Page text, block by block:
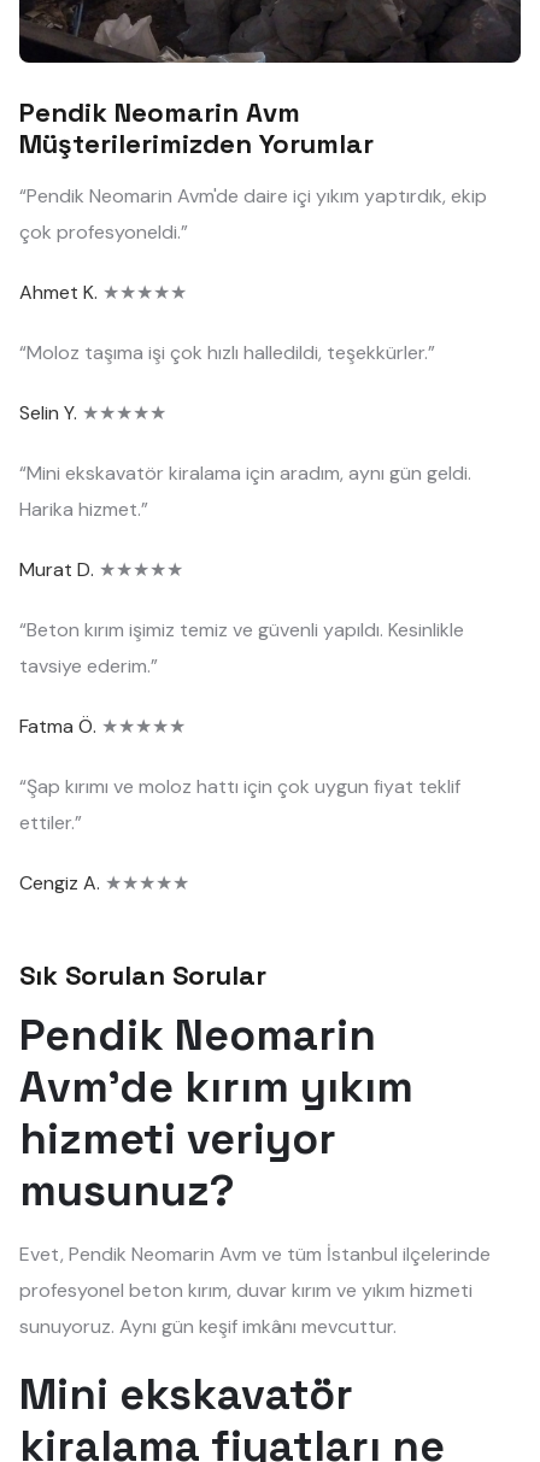
Pendik Neomarin Avm
Müşterilerimizden Yorumlar
“Pendik Neomarin Avm'de daire içi yıkım yaptırdık, ekip
çok profesyoneldi.”
Ahmet K. ★★★★★
“Moloz taşıma işi çok hızlı halledildi, teşekkürler.”
Selin Y. ★★★★★
“Mini ekskavatör kiralama için aradım, aynı gün geldi.
Harika hizmet.”
Murat D. ★★★★★
“Beton kırım işimiz temiz ve güvenli yapıldı. Kesinlikle
tavsiye ederim.”
Fatma Ö. ★★★★★
“Şap kırımı ve moloz hattı için çok uygun fiyat teklif
ettiler.”
Cengiz A. ★★★★★
Sık Sorulan Sorular
Pendik Neomarin
Avm'de kırım yıkım
hizmeti veriyor
musunuz?
Evet, Pendik Neomarin Avm ve tüm İstanbul ilçelerinde
profesyonel beton kırım, duvar kırım ve yıkım hizmeti
sunuyoruz. Aynı gün keşif imkânı mevcuttur.
Mini ekskavatör
kiralama fiyatları ne